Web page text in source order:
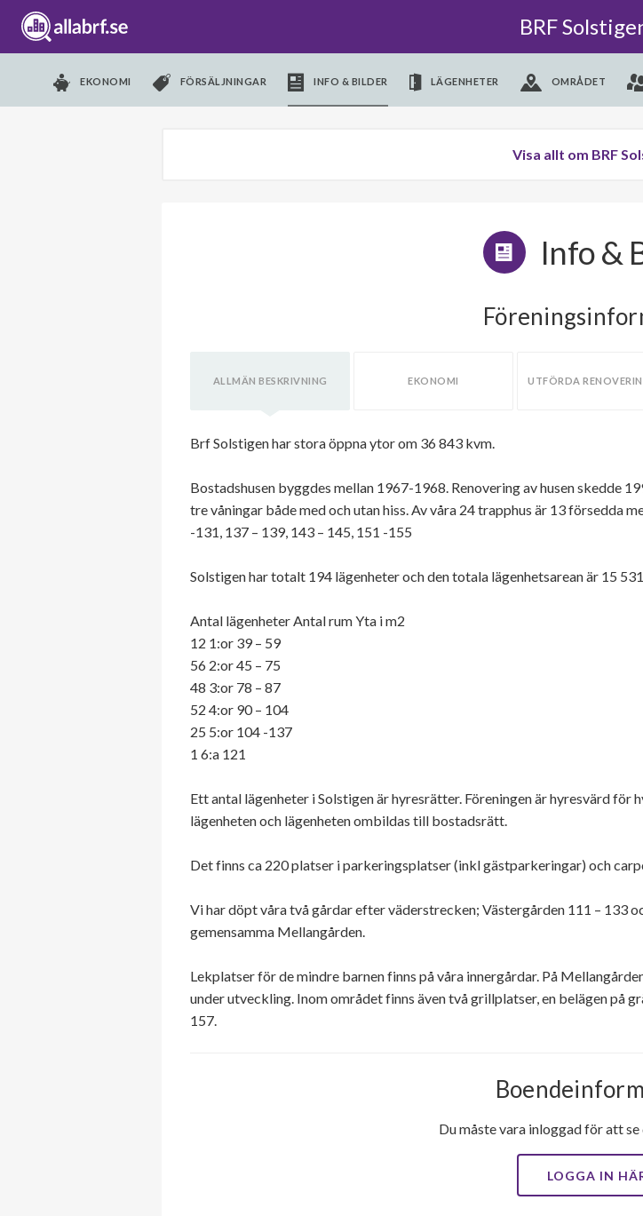
BRF
EKONOMI FÖRSÄLJNINGAR INFO & BILDER LÄGENHETER OMRÅDET
Visa allt om BRF
Info &
ALLMÄN BESKRIVNING EKONOMI UTFÖRDA
Brf Solstigen har stora öppna ytor om 36 843 kvm.
Bostadshusen byggdes mellan 1967-1968. Renovering av husen skedde
tre våningar både med och utan hiss. Av våra 24 trapphus är 13 försedda
-131, 137 – 139, 143 – 145, 151 -155
Solstigen har totalt 194 lägenheter och den totala lägenhetsarean är 15
Antal lägenheter Antal rum Yta i m2
12 1:or 39 – 59
56 2:or 45 – 75
48 3:or 78 – 87
52 4:or 90 – 104
25 5:or 104 -137
1 6:a 121
Ett antal lägenheter i Solstigen är hyresrätter. Föreningen är hyresvärd
lägenheten och lägenheten ombildas till bostadsrätt.
Det finns ca 220 platser i parkeringsplatser (inkl gästparkeringar) och
Vi har döpt våra två gårdar efter väderstrecken; Västergården 111 – 133
gemensamma Mellangården.
Lekplatser för de mindre barnen finns på våra innergårdar. På
under utveckling. Inom området finns även två grillplatser, en belägen på
157.
Du måste vara inloggad för att
LOGGA IN